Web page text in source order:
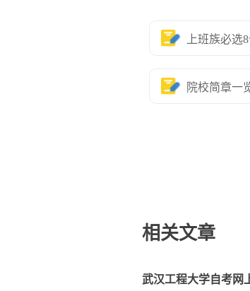
院校简章一
相关文章
武汉工程大学自考网